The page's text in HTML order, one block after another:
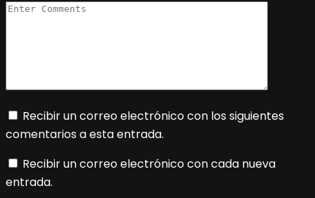
Recibir un correo electrónico con los siguientes
comentarios a esta entrada.
Recibir un correo electrónico con cada nueva
entrada.